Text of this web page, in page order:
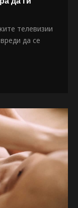
телевизии
да се